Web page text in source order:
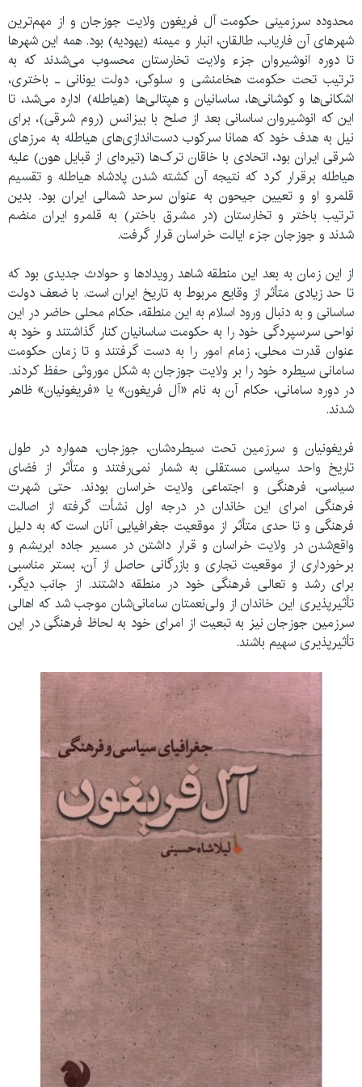
محدوده سرزمینی حکومت آل فریغون ولایت جوزجان و از مهم‌ترین
شهرهای آن فاریاب، طالقان، انبار و میمنه (یهودیه) بود. همه این شهرها
تا دوره انوشیروان جزء ولایت تخارستان محسوب می‌شدند که به
ترتیب تحت حکومت هخامنشی و سلوکی، دولت یونانی ـ باختری،
اشکانی‌ها و کوشانی‌ها، ساسانیان و هپتالی‌ها (هیاطله) اداره می‌شد، تا
این که انوشیروان ساسانی بعد از صلح با بیزانس (روم شرقی)، برای
نیل به هدف خود که همانا سرکوب دست‌اندازی‌های هیاطله به مرزهای
شرقی ایران بود، اتحادی با خاقان ترک‌ها (تیره‌ای از قبایل هون) علیه
هیاطله برقرار کرد که نتیجه آن کشته شدن پادشاه هیاطله و تقسیم
قلمرو او و تعیین جیحون به عنوان سرحد شمالی ایران بود. بدین
ترتیب باختر و تخارستان (در مشرق باختر) به قلمرو ایران منضم
شدند و جوزجان جزء ایالت خراسان قرار گرفت.
از این زمان به بعد این منطقه شاهد رویدادها و حوادث جدیدی بود که
تا حد زیادی متأثر از وقایع مربوط به تاریخ ایران است. با ضعف دولت
ساسانی و به دنبال ورود اسلام به این منطقه، حکام محلی حاضر در این
نواحی سرسپردگی خود را به حکومت ساسانیان کنار گذاشتند و خود به
عنوان قدرت محلی، زمام امور را به دست گرفتند و تا زمان حکومت
سامانی سیطره خود را بر ولایت جوزجان به شکل موروثی حفظ کردند.
در دوره سامانی، حکام آن به نام «آل فریغون» یا «فریغونیان» ظاهر
شدند.
فریغونیان و سرزمین تحت سیطره‌شان، جوزجان، همواره در طول
تاریخ واحد سیاسی مستقلی به شمار نمی‌رفتند و متأثر از فضای
سیاسی، فرهنگی و اجتماعی ولایت خراسان بودند. حتی شهرت
فرهنگی امرای این خاندان در درجه اول نشأت گرفته از اصالت
فرهنگی و تا حدی متأثر از موقعیت جغرافیایی آنان است که به دلیل
واقع‌شدن در ولایت خراسان و قرار داشتن در مسیر جاده ابریشم و
برخورداری از موقعیت تجاری و بازرگانی حاصل از آن، بستر مناسبی
برای رشد و تعالی فرهنگی خود در منطقه داشتند. از جانب دیگر،
تأثیرپذیری این خاندان از ولی‌نعمتان سامانی‌شان موجب شد که اهالی
سرزمین جوزجان نیز به تبعیت از امرای خود به لحاظ فرهنگی در این
تأثیرپذیری سهیم باشند.